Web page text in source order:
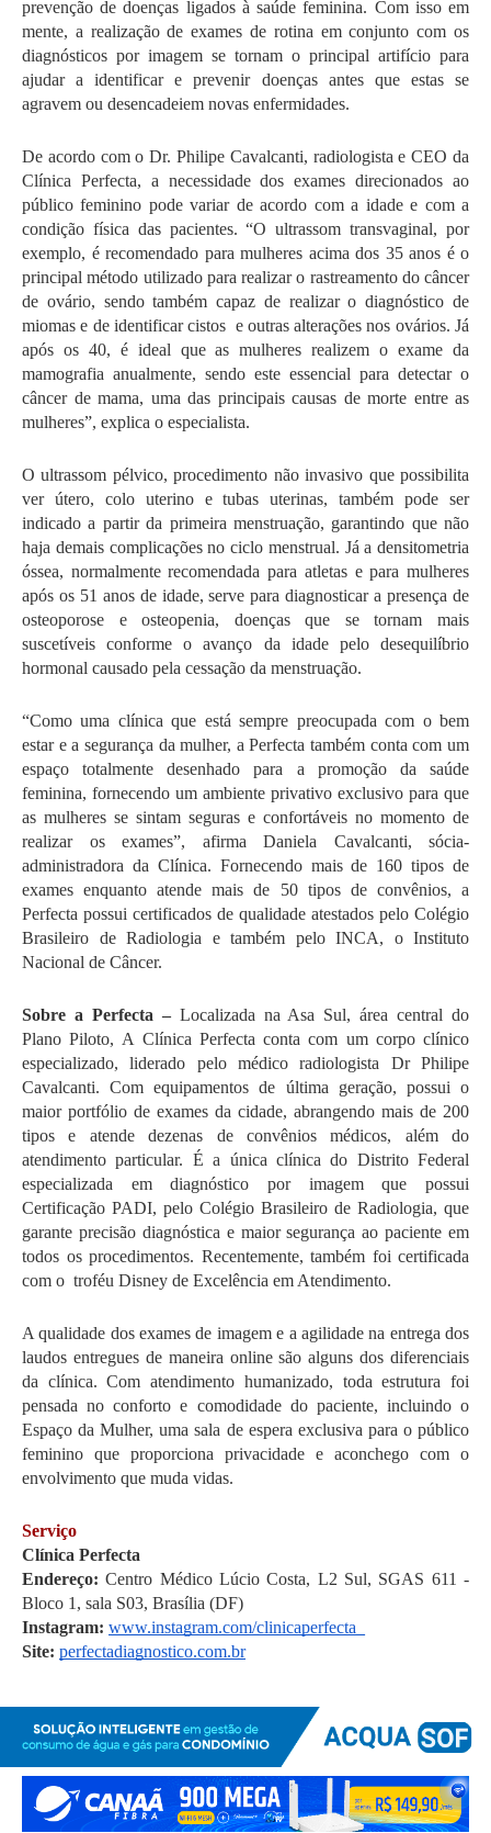
prevenção de doenças ligados à saúde feminina. Com isso em
mente, a realização de exames de rotina em conjunto com os
diagnósticos por imagem se tornam o principal artifício para
ajudar a identificar e prevenir doenças antes que estas se
agravem ou desencadeiem novas enfermidades.
De acordo com o Dr. Philipe Cavalcanti, radiologista e CEO da
Clínica Perfecta, a necessidade dos exames direcionados ao
público feminino pode variar de acordo com a idade e com a
condição física das pacientes. “O ultrassom transvaginal, por
exemplo, é recomendado para mulheres acima dos 35 anos é o
principal método utilizado para realizar o rastreamento do câncer
de ovário, sendo também capaz de realizar o diagnóstico de
miomas e de identificar cistos  e outras alterações nos ovários. Já
após os 40, é ideal que as mulheres realizem o exame da
mamografia anualmente, sendo este essencial para detectar o
câncer de mama, uma das principais causas de morte entre as
mulheres”, explica o especialista.
O ultrassom pélvico, procedimento não invasivo que possibilita
ver útero, colo uterino e tubas uterinas, também pode ser
indicado a partir da primeira menstruação, garantindo que não
haja demais complicações no ciclo menstrual. Já a densitometria
óssea, normalmente recomendada para atletas e para mulheres
após os 51 anos de idade, serve para diagnosticar a presença de
osteoporose e osteopenia, doenças que se tornam mais
suscetíveis conforme o avanço da idade pelo desequilíbrio
hormonal causado pela cessação da menstruação.
“Como uma clínica que está sempre preocupada com o bem
estar e a segurança da mulher, a Perfecta também conta com um
espaço totalmente desenhado para a promoção da saúde
feminina, fornecendo um ambiente privativo exclusivo para que
as mulheres se sintam seguras e confortáveis no momento de
realizar os exames”, afirma Daniela Cavalcanti, sócia-
administradora da Clínica. Fornecendo mais de 160 tipos de
exames enquanto atende mais de 50 tipos de convênios, a
Perfecta possui certificados de qualidade atestados pelo Colégio
Brasileiro de Radiologia e também pelo INCA, o Instituto
Nacional de Câncer.
Sobre a Perfecta – Localizada na Asa Sul, área central do
Plano Piloto, A Clínica Perfecta conta com um corpo clínico
especializado, liderado pelo médico radiologista Dr Philipe
Cavalcanti. Com equipamentos de última geração, possui o
maior portfólio de exames da cidade, abrangendo mais de 200
tipos e atende dezenas de convênios médicos, além do
atendimento particular. É a única clínica do Distrito Federal
especializada em diagnóstico por imagem que possui
Certificação PADI, pelo Colégio Brasileiro de Radiologia, que
garante precisão diagnóstica e maior segurança ao paciente em
todos os procedimentos. Recentemente, também foi certificada
com o  troféu Disney de Excelência em Atendimento.
A qualidade dos exames de imagem e a agilidade na entrega dos
laudos entregues de maneira online são alguns dos diferenciais
da clínica. Com atendimento humanizado, toda estrutura foi
pensada no conforto e comodidade do paciente, incluindo o
Espaço da Mulher, uma sala de espera exclusiva para o público
feminino que proporciona privacidade e aconchego com o
envolvimento que muda vidas.
Serviço
Clínica Perfecta
Endereço: Centro Médico Lúcio Costa, L2 Sul, SGAS 611 -
Bloco 1, sala S03, Brasília (DF)
Instagram: www.instagram.com/clinicaperfecta_
Site: perfectadiagnostico.com.br